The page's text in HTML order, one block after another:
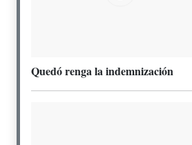
Quedó renga la indemnización